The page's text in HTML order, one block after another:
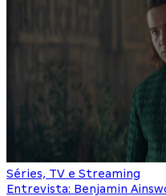
Séries, TV e Streaming
Entrevista: Benjamin